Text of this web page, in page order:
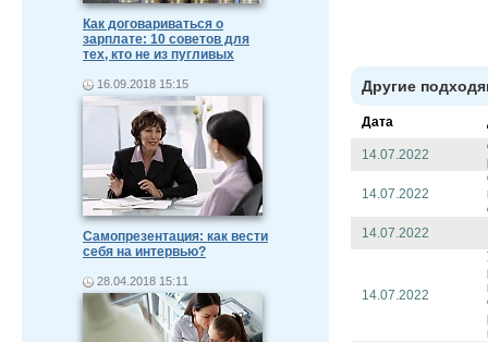
Как договариваться о
зарплате: 10 советов для
тех, кто не из пугливых
16.09.2018 15:15
Самопрезентация: как вести
себя на интервью?
28.04.2018 15:11
Другие
Дата
14.07.2022
14.07.2022
14.07.2022
14.07.2022